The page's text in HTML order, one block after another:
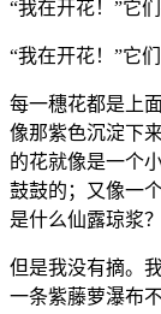
“我在开花！”它们
“我在开花！”它们
每一穗花都是上
像那紫色沉淀下
的花就像是一个
鼓鼓的；又像一
是什么仙露琼浆
但是我没有摘。
一条紫藤萝瀑布